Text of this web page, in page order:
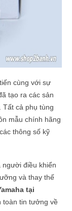
cùng với sự
tạo ra các sản
Tất cả phụ tùng
mẫu chính hãng
thông số kỹ
điều khiển
và thay thế
tại
toàn tin tưởng về